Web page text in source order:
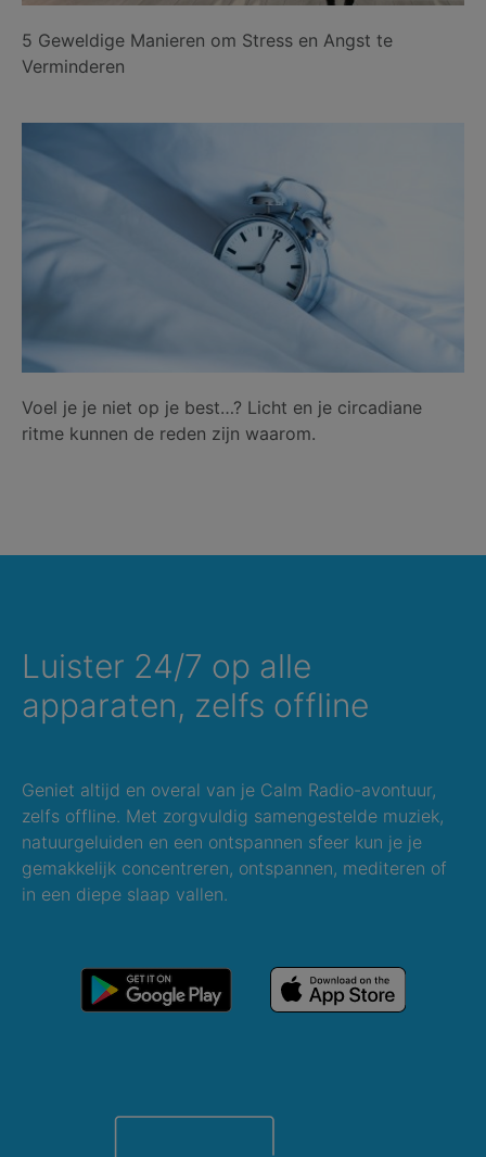
5 Geweldige Manieren om Stress en Angst te
Verminderen
Voel je je niet op je best…? Licht en je circadiane
ritme kunnen de reden zijn waarom.
Luister 24/7 op alle
apparaten, zelfs offline
Geniet altijd en overal van je Calm Radio-avontuur,
zelfs offline. Met zorgvuldig samengestelde muziek,
natuurgeluiden en een ontspannen sfeer kun je je
gemakkelijk concentreren, ontspannen, mediteren of
in een diepe slaap vallen.